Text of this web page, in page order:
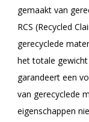
gemaakt van
RCS (Recycled
gerecyclede
het totale gewicht
garandeert een
van gerecyclede
eigenschappen